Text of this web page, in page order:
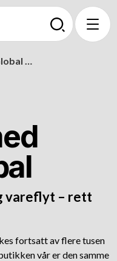
Visma Global nettbutikk
vareflyt – rett
fortsatt av flere tusen
vår er den samme